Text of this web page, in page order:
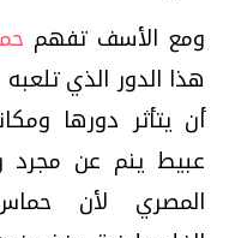
ومع الأسف تفهم
هذا الدور الذي
أن يتأثر دورها
عبيط ينم عن مجرد
المصري‏‏ لأن